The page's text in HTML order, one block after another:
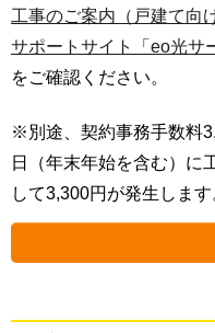
工事のご案内（戸建て向
サポートサイト「eo光サ
をご確認ください。
※別途、契約事務手数料
日（年末年始を含む）に
して3,300円が発生します